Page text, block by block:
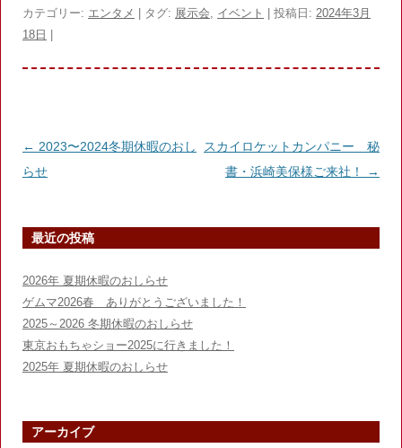
c
b
o
k
itt e
a
カテゴリー: エンタメ | タグ: 展示会, イベント | 投稿日: 2024年3月
18日
投
稿
ゲ
ー
シ
ョ
ン
← 2023〜2024冬期休暇のおし
らせ
スカイロケットカンパニー 秘
書・浜崎美保様ご来社！
→
最近の投稿
2026年 夏期休暇のおしらせ
ゲムマ2026春 ありがとうございました！
2025～2026 冬期休暇のおしらせ
東京おもちゃショー2025に行きました！
2025年 夏期休暇のおしらせ
アーカイブ